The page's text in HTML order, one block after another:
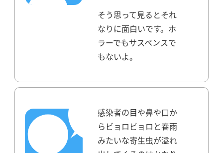
そう思って見るとそれ
なりに面白いです。 ホ
ラーでもサスペンスで
もないよ。
感染者の目や鼻や口か
らビョロビョロと春雨
みたいな寄生虫が溢れ